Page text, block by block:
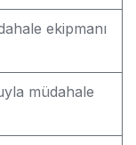
ekipmanı
müdahale